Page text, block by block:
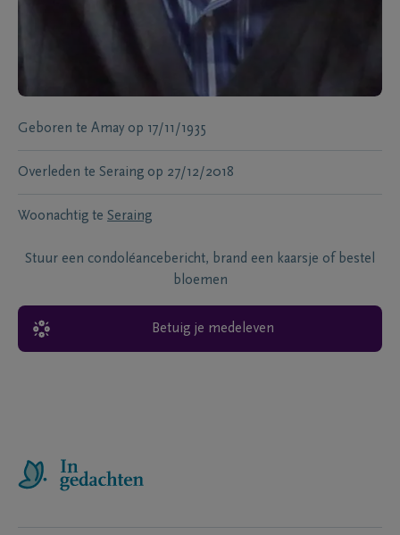
Geboren te Amay op 17/11/1935
Overleden te Seraing op 27/12/2018
Woonachtig te Seraing
Stuur een condoléancebericht, brand een kaarsje of bestel
bloemen
Betuig je medeleven